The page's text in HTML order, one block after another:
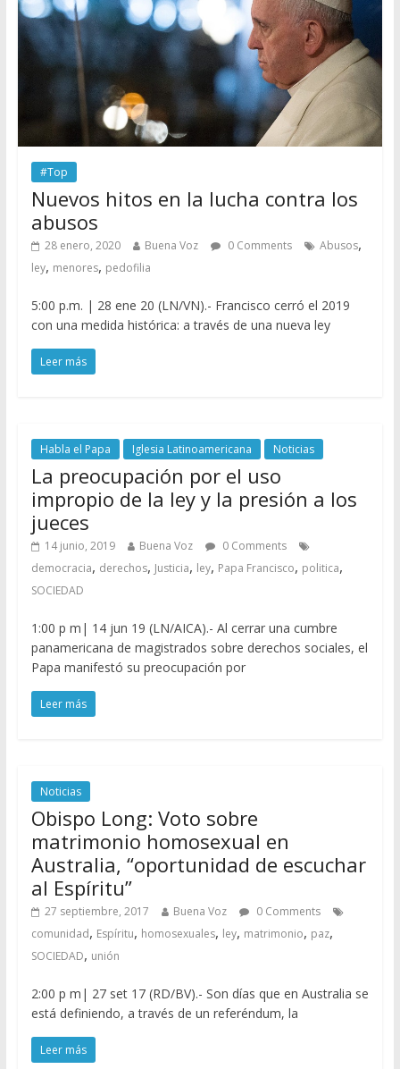
#Top
Nuevos hitos en la lucha contra los
abusos
28 enero, 2020 Buena Voz 0 Comments Abusos,
ley, menores, pedofilia
5:00 p.m. | 28 ene 20 (LN/VN).- Francisco cerró el 2019
con una medida histórica: a través de una nueva ley
Leer más
Habla el Papa Iglesia Latinoamericana Noticias
La preocupación por el uso
impropio de la ley y la presión a los
jueces
14 junio, 2019 Buena Voz
0 Comments
democracia, derechos, Justicia, ley, Papa Francisco, politica,
SOCIEDAD
1:00 p m| 14 jun 19 (LN/AICA).- Al cerrar una cumbre
panamericana de magistrados sobre derechos sociales, el
Papa manifestó su preocupación por
Leer más
Noticias
Obispo Long: Voto sobre
matrimonio homosexual en
Australia, “oportunidad de escuchar
al Espíritu”
27 septiembre, 2017 Buena Voz
0 Comments
comunidad, Espíritu, homosexuales, ley, matrimonio, paz,
SOCIEDAD, unión
2:00 p m| 27 set 17 (RD/BV).- Son días que en Australia se
está definiendo, a través de un referéndum, la
Leer más